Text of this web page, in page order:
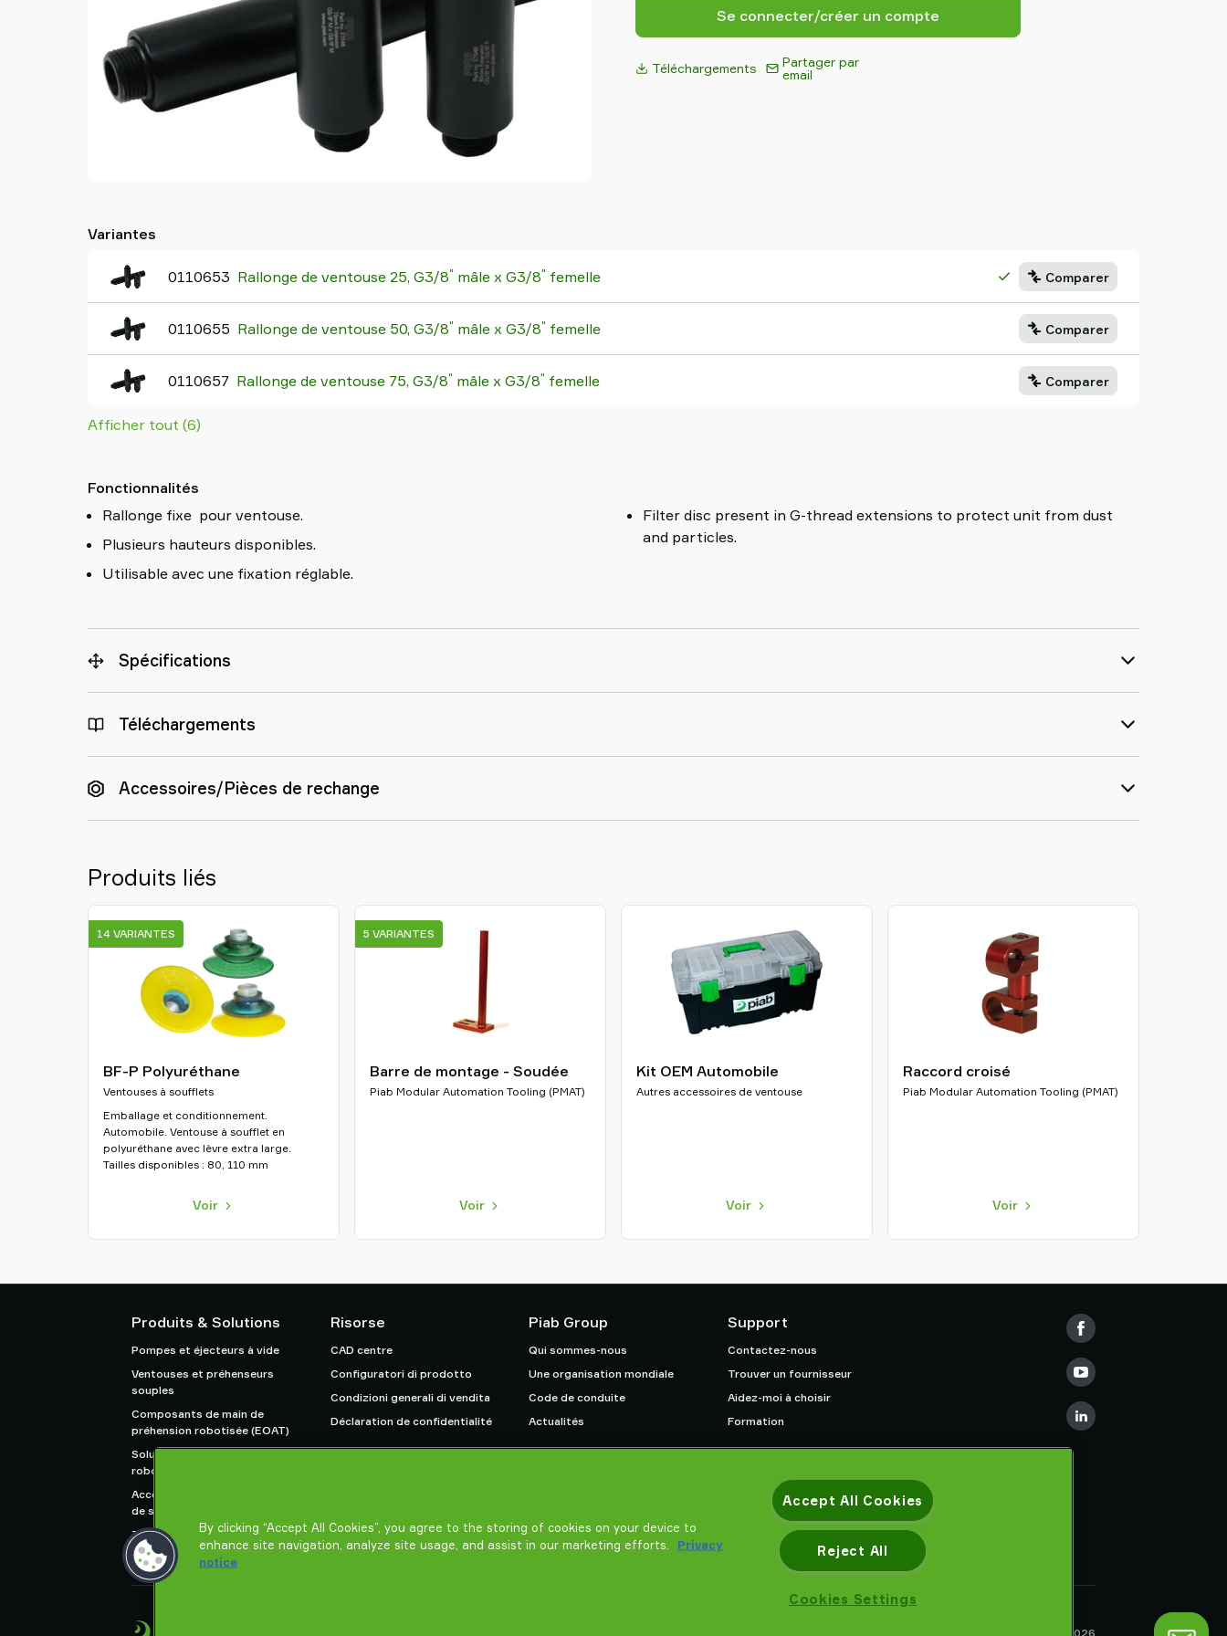
Se connecter/créer un compte
Téléchargements
Partager par
email
Variantes
0110653 Rallonge de ventouse 25, G3/8" mâle x G3/8" femelle Comparer
0110655 Rallonge de ventouse 50, G3/8" mâle x G3/8" femelle Comparer
0110657 Rallonge de ventouse 75, G3/8" mâle x G3/8" femelle Comparer
Afficher tout (6)
Fonctionnalités
Rallonge fixe pour ventouse.
Plusieurs hauteurs disponibles.
Utilisable avec une fixation réglable.
Filter disc present in G-thread extensions to protect unit from dust
and particles.
Spécifications
Téléchargements
Accessoires/Pièces de rechange
Produits liés
BF-P Polyuréthane
Ventouses à soufflets
Emballage et conditionnement.
Automobile. Ventouse à soufflet en
polyuréthane avec lèvre extra large.
Tailles disponibles : 80, 110 mm
Voir
14 VARIANTES
Barre de montage - Soudée
Piab Modular Automation Tooling (PMAT)
Voir
5 VARIANTES
Kit OEM Automobile
Autres accessoires de ventouse
Voir
Raccord croisé
Piab Modular Automation Tooling (PMAT)
Voir
Produits & Solutions
Pompes et éjecteurs à vide
Ventouses et préhenseurs
souples
Composants de main de
préhension robotisée (EOAT)
Solutions de préhension pour
robots et cobots
Accessoires de systèmes et
de solutions
Transporteur pneumatique
pour poudre et vrac
Risorse
CAD centre
Configuratori di prodotto
Condizioni generali di vendita
Déclaration de confidentialité
Piab Group
Qui sommes-nous
Une organisation mondiale
Code de conduite
Actualités
Support
Contactez-nous
Trouver un fournisseur
Aidez-moi à choisir
Formation
Piab AB © 2026
By clicking “Accept All Cookies”, you agree to the storing of cookies on your device to
enhance site navigation, analyze site usage, and assist in our marketing efforts.
Privacy
notice
Accept All Cookies
Reject All
Cookies Settings